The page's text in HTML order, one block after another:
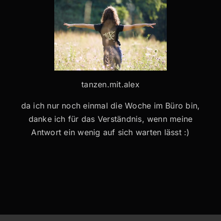
tanzen.mit.alex
da ich nur noch einmal die Woche im Büro bin,
danke ich für das Verständnis, wenn meine
Antwort ein wenig auf sich warten lässt :)